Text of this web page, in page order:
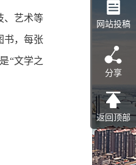
、艺术等
书，每张
“文学之
网站投稿
分享
返回顶部